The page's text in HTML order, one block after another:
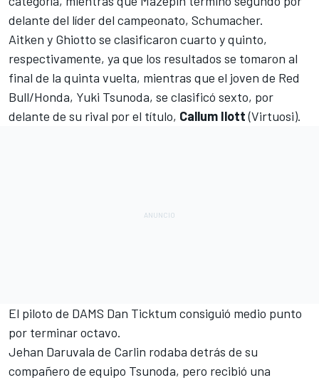
delante del líder del campeonato, Schumacher.
Aitken y Ghiotto se clasificaron cuarto y quinto,
respectivamente, ya que los resultados se tomaron al
final de la quinta vuelta, mientras que el joven de Red
Bull/Honda, Yuki Tsunoda, se clasificó sexto, por
delante de su rival por el título, Callum Ilott(Virtuosi).
El piloto de DAMS Dan Ticktum consiguió medio punto
por terminar octavo.
Jehan Daruvala de Carlin rodaba detrás de su
compañero de equipo Tsunoda, pero recibió una